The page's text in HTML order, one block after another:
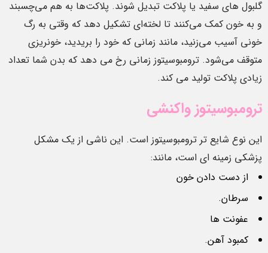
گلبول های سفید یا پلاکت تبدیل شوند. پلاکت‌ها به هم می‌چسبند
و به خون کمک می‌کنند تا لخته‌ای تشکیل دهد که وقتی به رگ
خونی آسیب می‌زنید، مانند زمانی که خود را بریدید، خونریزی
متوقف می‌شود. ترومبوسیتوز زمانی رخ می دهد که بدن شما تعداد
زیادی پلاکت تولید می کند.
ترومبوسیتوز واکنشی
این نوع شایع تر ترومبوسیتوز است. این ناشی از یک مشکل
پزشکی زمینه ای است، مانند:
از دست دادن خون
سرطان.
عفونت ها
کمبود آهن.